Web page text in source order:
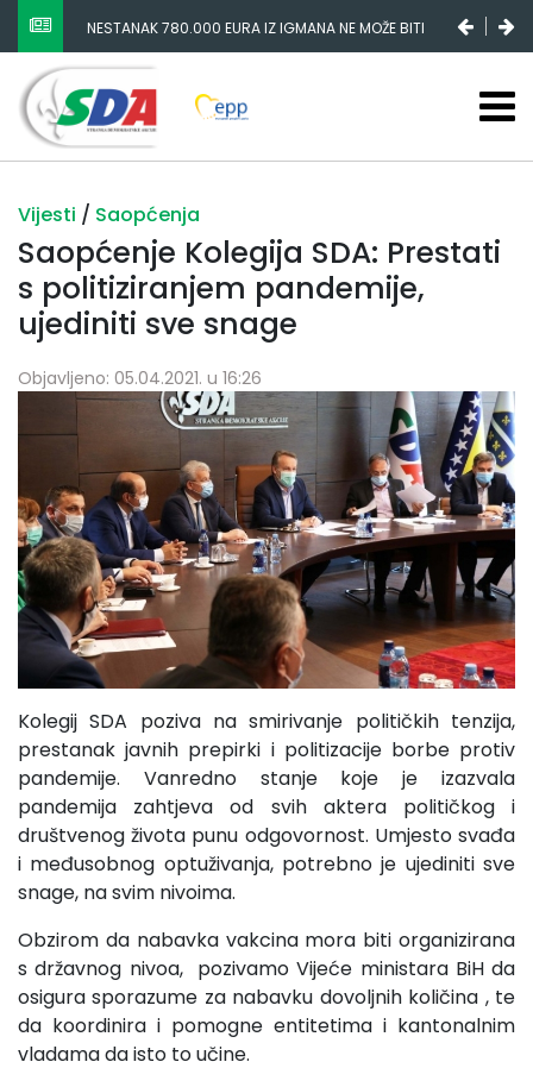
NESTANAK 780.000 EURA IZ IGMANA NE MOŽE BITI
SLUČAJNI PREVID, ODGOVORNOST MORAJU SNOSITI
VLADA FBIH I NJENI KADROVI
Vijesti / Saopćenja
Saopćenje Kolegija SDA: Prestati
s politiziranjem pandemije,
ujediniti sve snage
Objavljeno: 05.04.2021. u 16:26
Kolegij SDA poziva na smirivanje političkih tenzija,
prestanak javnih prepirki i politizacije borbe protiv
pandemije. Vanredno stanje koje je izazvala
pandemija zahtjeva od svih aktera političkog i
društvenog života punu odgovornost. Umjesto svađa
i međusobnog optuživanja, potrebno je ujediniti sve
snage, na svim nivoima.
Obzirom da nabavka vakcina mora biti organizirana
s državnog nivoa, pozivamo Vijeće ministara BiH da
osigura sporazume za nabavku dovoljnih količina , te
da koordinira i pomogne entitetima i kantonalnim
vladama da isto to učine.